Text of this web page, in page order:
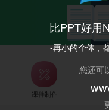
课件制作
比PPT好用
-再小的个体，
您还可